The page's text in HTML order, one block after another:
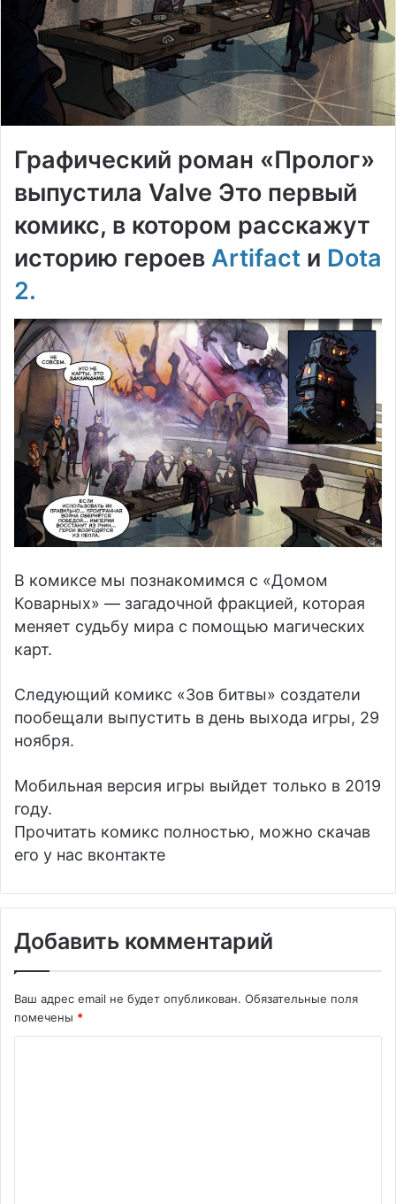
Графический роман «Пролог»
выпустила Valve Это первый
комикс, в котором расскажут
историю героев Artifact и Dota
2.
В комиксе мы познакомимся с «Домом
Коварных» — загадочной фракцией, которая
меняет судьбу мира с помощью магических
карт.
Следующий комикс «Зов битвы» создатели
пообещали выпустить в день выхода игры, 29
ноября.
Мобильная версия игры выйдет только в 2019
году.
Прочитать комикс полностью, можно скачав
его у нас вконтакте
Добавить комментарий
Ваш адрес email не будет опубликован. Обязательные поля
помечены *